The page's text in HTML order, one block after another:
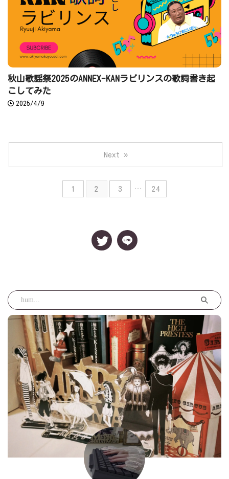
秋山歌謡祭2025のANNEX-KANラビリンスの歌詞書き起
こしてみた
2025/4/9
1 2 3 … 24
Next »